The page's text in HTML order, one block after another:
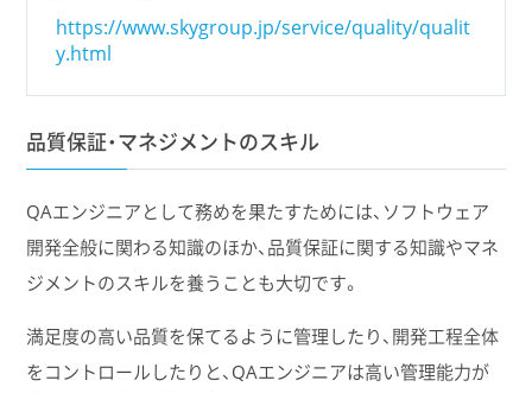
https://www.skygroup.jp/service/quality/qualit
y.html
品質保証・マネジメントのスキル
QAエンジニアとして務めを果たすためには、ソフトウェア
開発全般に関わる知識のほか、品質保証に関する知識やマネ
ジメントのスキルを養うことも大切です。
満足度の高い品質を保てるように管理したり、開発工程全体
をコントロールしたりと、QAエンジニアは高い管理能力が